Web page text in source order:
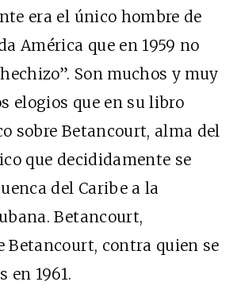
era el único hombre de
América que en 1959 no
Son muchos y muy
elogios que en su libro
sobre Betancourt, alma del
que decididamente se
del Caribe a la
Betancourt,
Betancourt, contra quien se
en 1961.